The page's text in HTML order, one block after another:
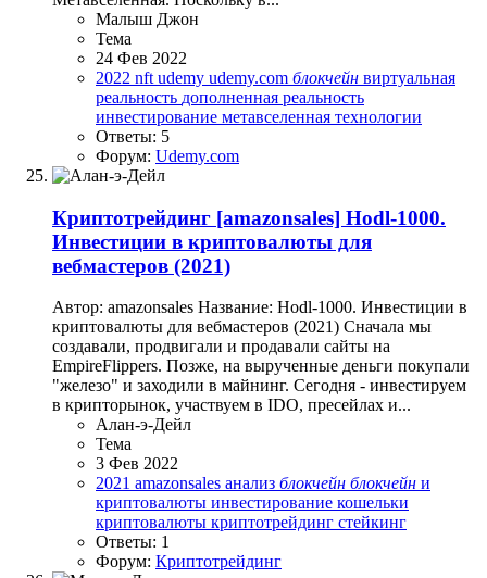
Малыш Джон
Тема
24 Фев 2022
2022 nft udemy udemy.com блокчейн виртуальная
реальность дополненная реальность
инвестирование метавселенная технологии
Ответы: 5
Форум: Udemy.com
Криптотрейдинг [amazonsales] Hodl-1000.
Инвестиции в криптовалюты для
вебмастеров (2021)
Автор: amazonsales Название: Hodl-1000. Инвестиции в
криптовалюты для вебмастеров (2021) Сначала мы
создавали, продвигали и продавали сайты на
EmpireFlippers. Позже, на вырученные деньги покупали
"железо" и заходили в майнинг. Сегодня - инвестируем
в крипторынок, участвуем в IDO, пресейлах и...
Алан-э-Дейл
Тема
3 Фев 2022
2021 amazonsales анализ блокчейн блокчейн и
криптовалюты инвестирование кошельки
криптовалюты криптотрейдинг стейкинг
Ответы: 1
Форум: Криптотрейдинг